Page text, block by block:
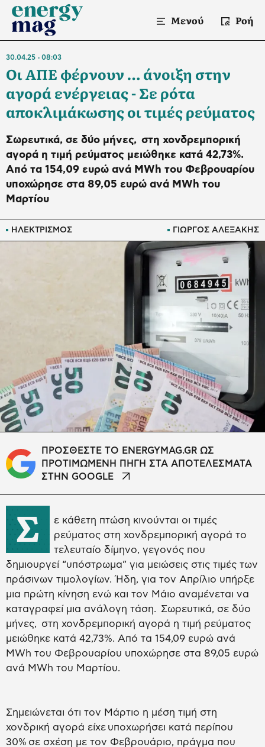
Μενού Ροή
ΗΛΕΚΤΡΙΣΜΟΣ ΓΙΩΡΓΟΣ ΑΛΕΞΑΚΗΣ
30.04.25 08:03
Οι ΑΠΕ φέρνουν … άνοιξη στην
αγορά ενέργειας - Σε ρότα
αποκλιμάκωσης οι τιμές ρεύματος
Σωρευτικά, σε δύο μήνες, στη χονδρεμπορική
αγορά η τιμή ρεύματος μειώθηκε κατά 42,73%.
Από τα 154,09 ευρώ ανά MWh του Φεβρουαρίου
υποχώρησε στα 89,05 ευρώ ανά MWh του
Μαρτίου
ΠΡΟΣΘΕΣΤΕ ΤΟ ENERGYMAG.GR ΩΣ
ΠΡΟΤΙΜΩΜΕΝΗ ΠΗΓΗ ΣΤΑ ΑΠΟΤΕΛΕΣΜΑΤΑ
ΣΤΗΝ GOOGLE
Σ
ε κάθετη πτώση κινούνται οι τιμές
ρεύματος στη χονδρεμπορική αγορά το
τελευταίο δίμηνο, γεγονός που
δημιουργεί “υπόστρωμα” για μειώσεις στις τιμές των
πράσινων τιμολογίων. Ήδη, για τον Απρίλιο υπήρξε
μια πρώτη κίνηση ενώ και τον Μάιο αναμένεται να
καταγραφεί μια ανάλογη τάση. Σωρευτικά, σε δύο
μήνες, στη χονδρεμπορική αγορά η τιμή ρεύματος
μειώθηκε κατά 42,73%. Από τα 154,09 ευρώ ανά
MWh του Φεβρουαρίου υποχώρησε στα 89,05 ευρώ
ανά MWh του Μαρτίου.
Σημειώνεται ότι τον Μάρτιο η μέση τιμή στη
χονδρική αγορά είχε υποχωρήσει κατά περίπου
30% σε σχέση με τον Φεβρουάριο, πράγμα που